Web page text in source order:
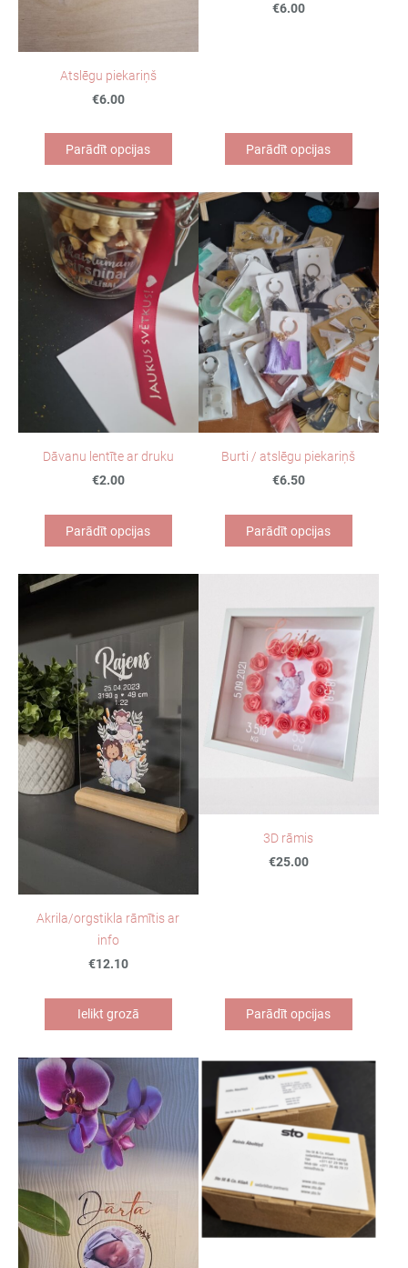
Atslēgu piekariņš
€6.00
Parādīt opcijas
€6.00
Parādīt opcijas
Dāvanu lentīte ar druku
€2.00
Parādīt opcijas
Burti / atslēgu piekariņš
€6.50
Parādīt opcijas
Akrila/orgstikla rāmītis ar
info
€12.10
Ielikt grozā
3D rāmis
€25.00
Parādīt opcijas